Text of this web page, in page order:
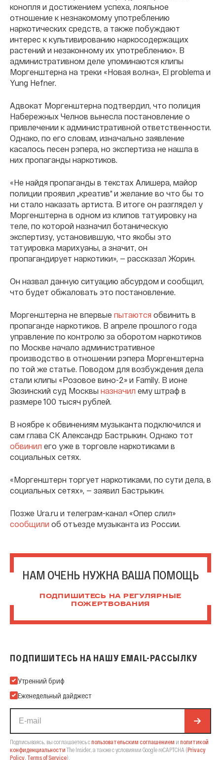
конопля и достижением успеха, лояльное
отношение к незнакомому употреблению
наркотических средств, а также побуждают
интерес к культивированию наркосодержащих
растений и незаконному их употреблению». В
административном деле упоминаются клипы
Моргенштерна на треки «Новая волна», El problema и
Yung Hefner.
Адвокат Моргенштерна подтвердил, что полиция
Набережных Челнов вынесла постановление о
привлечении к административной ответственности.
Однако, по его словам, изначально заявление
касалось песен рэпера, но экспертиза не нашла в
них пропаганды наркотиков.
«Не найдя пропаганды в текстах Алишера, майор
полиции проявил „креатив“ и желание во что бы то
ни стало наказать артиста. В итоге он разглядел у
Моргенштерна в одном из клипов татуировку на
теле, по которой назначил ботаническую
экспертизу, установившую, что якобы это
татуировка марихуаны, а значит, он
пропагандирует наркотики», — рассказал Жорин.
Он назвал данную ситуацию абсурдом и сообщил,
что будет обжаловать это постановление.
Моргенштерна не впервые пытаются обвинить в
пропаганде наркотиков. В апреле прошлого года
управление по контролю за оборотом наркотиков
по Москве начало административное
производство в отношении рэпера Моргенштерна
по той же статье. Поводом для возбуждения дела
стали клипы «Розовое вино-2» и Family. В ионе
Зюзинский суд Москвы назначил ему штраф в
размере 100 тысяч рублей.
В ноябре к обвинениям музыканта подключился и
сам глава СК Александр Бастрыкин. Однако тот
обвинил его уже в торговле наркотиками в
социальных сетях.
«Моргенштерн торгует наркотиками, по сути дела, в
социальных сетях», — заявил Бастрыкин.
Позже Ura.ru и телеграм-канал «Опер слил»
сообщили об отъезде музыканта из России.
НАМ ОЧЕНЬ НУЖНА ВАША ПОМОЩЬ
ПОДПИШИТЕСЬ НА РЕГУЛЯРНЫЕ
ПОЖЕРТВОВАНИЯ
ПОДПИШИТЕСЬ НА НАШУ EMAIL-РАССЫЛКУ
Подпишитесь на нашу Email-рассылку
Утренний бриф
Еженедельный дайджест
Подписываясь, вы соглашаетесь спользовательским соглашением и политикой
конфиденциальности The Insider, а также с условиями Google reCAPTCHA (Privacy
Policy, Terms of Service).